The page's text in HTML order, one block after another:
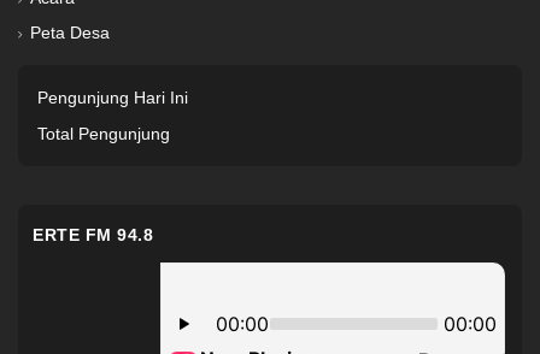
Peta Desa
Pengunjung Hari Ini
Total Pengunjung
ERTE FM 94.8